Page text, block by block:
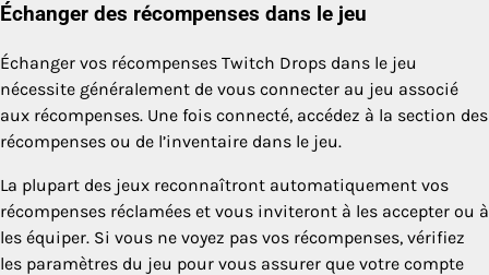
Échanger des récompenses dans le jeu
Échanger vos récompenses Twitch Drops dans le jeu
nécessite généralement de vous connecter au jeu associé
aux récompenses. Une fois connecté, accédez à la section des
récompenses ou de l’inventaire dans le jeu.
La plupart des jeux reconnaîtront automatiquement vos
récompenses réclamées et vous inviteront à les accepter ou à
les équiper. Si vous ne voyez pas vos récompenses, vérifiez
les paramètres du jeu pour vous assurer que votre compte